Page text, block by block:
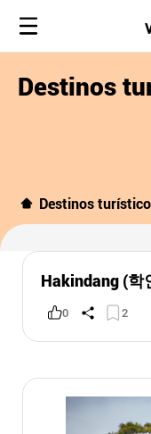
Destinos
Destinos
Hakindang (학
0 2